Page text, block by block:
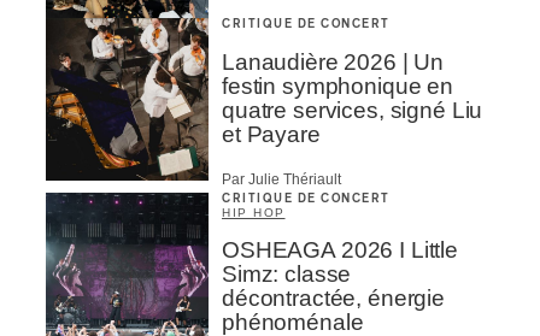
CRITIQUE DE CONCERT
Lanaudière 2026 | Un
festin symphonique en
quatre services, signé Liu
et Payare
Par Julie Thériault
CRITIQUE DE CONCERT
HIP HOP
OSHEAGA 2026 I Little
Simz: classe
décontractée, énergie
phénoménale